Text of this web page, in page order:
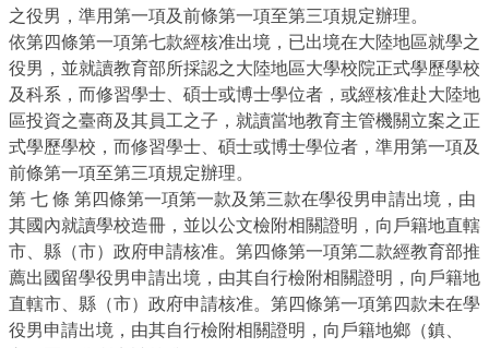
之役男，準用第一項及前條第一項至第三項規定辦理。
依第四條第一項第七款經核准出境，已出境在大陸地區就學之
役男，並就讀教育部所採認之大陸地區大學校院正式學歷學校
及科系，而修習學士、碩士或博士學位者，或經核准赴大陸地
區投資之臺商及其員工之子，就讀當地教育主管機關立案之正
式學歷學校，而修習學士、碩士或博士學位者，準用第一項及
前條第一項至第三項規定辦理。
第 七 條 第四條第一項第一款及第三款在學役男申請出境，由
其國內就讀學校造冊，並以公文檢附相關證明，向戶籍地直轄
市、縣（市）政府申請核准。第四條第一項第二款經教育部推
薦出國留學役男申請出境，由其自行檢附相關證明，向戶籍地
直轄市、縣（市）政府申請核准。第四條第一項第四款未在學
役男申請出境，由其自行檢附相關證明，向戶籍地鄉（鎮、